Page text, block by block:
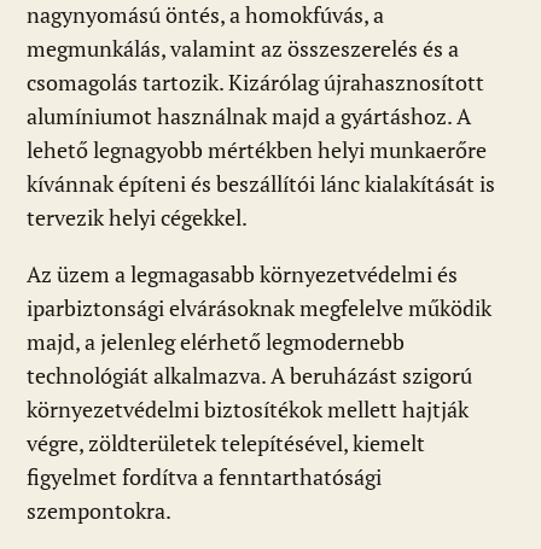
nagynyomású öntés, a homokfúvás, a
megmunkálás, valamint az összeszerelés és a
csomagolás tartozik. Kizárólag újrahasznosított
alumíniumot használnak majd a gyártáshoz. A
lehető legnagyobb mértékben helyi munkaerőre
kívánnak építeni és beszállítói lánc kialakítását is
tervezik helyi cégekkel.
Az üzem a legmagasabb környezetvédelmi és
iparbiztonsági elvárásoknak megfelelve működik
majd, a jelenleg elérhető legmodernebb
technológiát alkalmazva. A beruházást szigorú
környezetvédelmi biztosítékok mellett hajtják
végre, zöldterületek telepítésével, kiemelt
figyelmet fordítva a fenntarthatósági
szempontokra.